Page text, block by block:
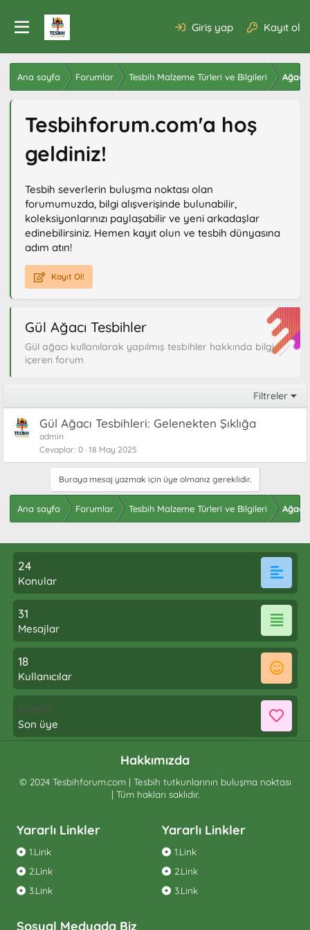
Giriş yap Kayıt ol
Ana sayfa Forumlar Tesbih Malzeme Türleri ve Bilgileri Ağaç
Tesbihforum.com'a hoş
geldiniz!
Tesbih severlerin buluşma noktası olan
forumumuzda, bilgi alışverişinde bulunabilir,
koleksiyonlarınızı paylaşabilir ve yeni arkadaşlar
edinebilirsiniz. Hemen kayıt olun ve tesbih dünyasına
adım atın!
Kayıt Ol!
Gül Ağacı Tesbihler
Gül ağacı kullanılarak yapılmış tesbihler hakkında bilgi
içeren forum
Filtreler
Gül Ağacı Tesbihleri: Gelenekten Şıklığa
admin
Cevaplar 0 18 May 2025
Buraya mesaj yazmak için üye olmanız gereklidir.
Ana sayfa Forumlar Tesbih Malzeme Türleri ve Bilgileri Ağaç
24
Konular
31
Mesajlar
18
Kullanıcılar
sustalı
Son üye
Hakkımızda
© 2024 Tesbihforum.com | Tesbih tutkunlarının buluşma noktası
| Tüm hakları saklıdır.
Yararlı Linkler
1.Link
2.Link
3.Link
Yararlı Linkler
1.Link
2.Link
3.Link
Sosyal Medyada Biz